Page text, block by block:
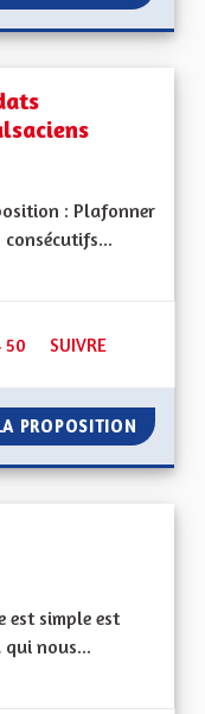
: Plafonner
50 50 ABONNÉS
SUIVRE
PROPOSITION UN
est simple est
nous...